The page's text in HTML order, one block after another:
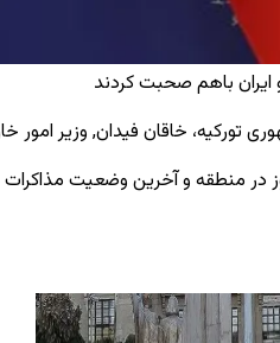
ایران باهم صحبت کردند
تورکیه، خاقان فیدان, وزیر
منطقه و آخرین وضعیت مذاکرات